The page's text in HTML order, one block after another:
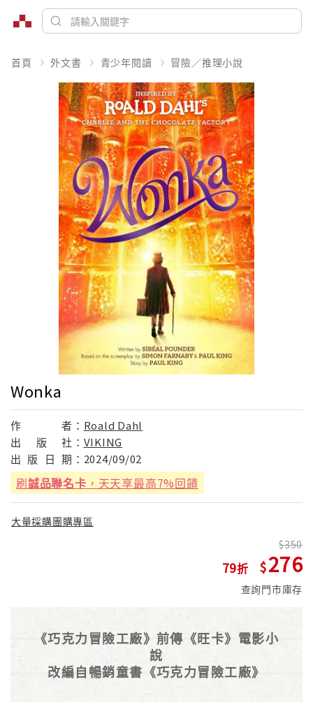
首頁 外文書 青少年閱讀 冒險／推理小說
Wonka
作 者： Roald Dahl
出
版 社： VIKING
出 版 日 期： 2024/09/02
刷誠品聯名卡 ，天天享最高7%回饋
大量採購團購專區
79
350
276
查詢門市庫存
《巧克力冒險工廠》前傳《旺卡》電影小
說
改編自暢銷童書《巧克力冒險工廠》